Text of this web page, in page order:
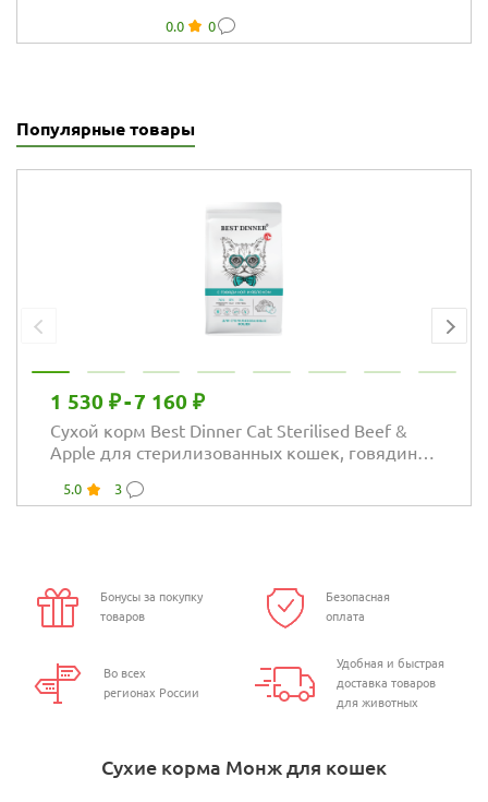
домашних
0.0 0
Популярные товары
1 530 ₽-7 160 ₽
Сухой корм Best Dinner Cat Sterilised Beef &
Apple для стерилизованных кошек, говядина
5.0 3
Бонусы за покупку
товаров
Безопасная
оплата
Во всех
регионах России
Удобная и быстрая
доставка товаров
для животных
Сухие корма Монж для кошек